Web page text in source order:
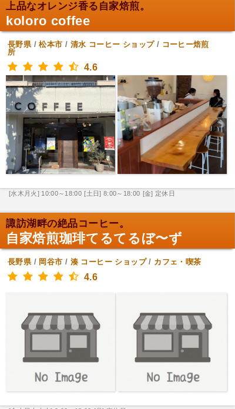
上品なオレンジ香る自家焙煎。
koloro coffee
長野県/松本市 / 清水 コーヒー ショップ/ コーヒー焙煎
所
4.6
[水木月火] 10:00～18:00 [土日] 8:00～18:00 [金] 定休日
諏訪湖畔の絶品コーヒー。
自家焙煎珈琲てるてるぼ〜ず
長野県/ 岡谷市 / 湊 コーヒー ショップ/ カフェ・喫茶
4.6